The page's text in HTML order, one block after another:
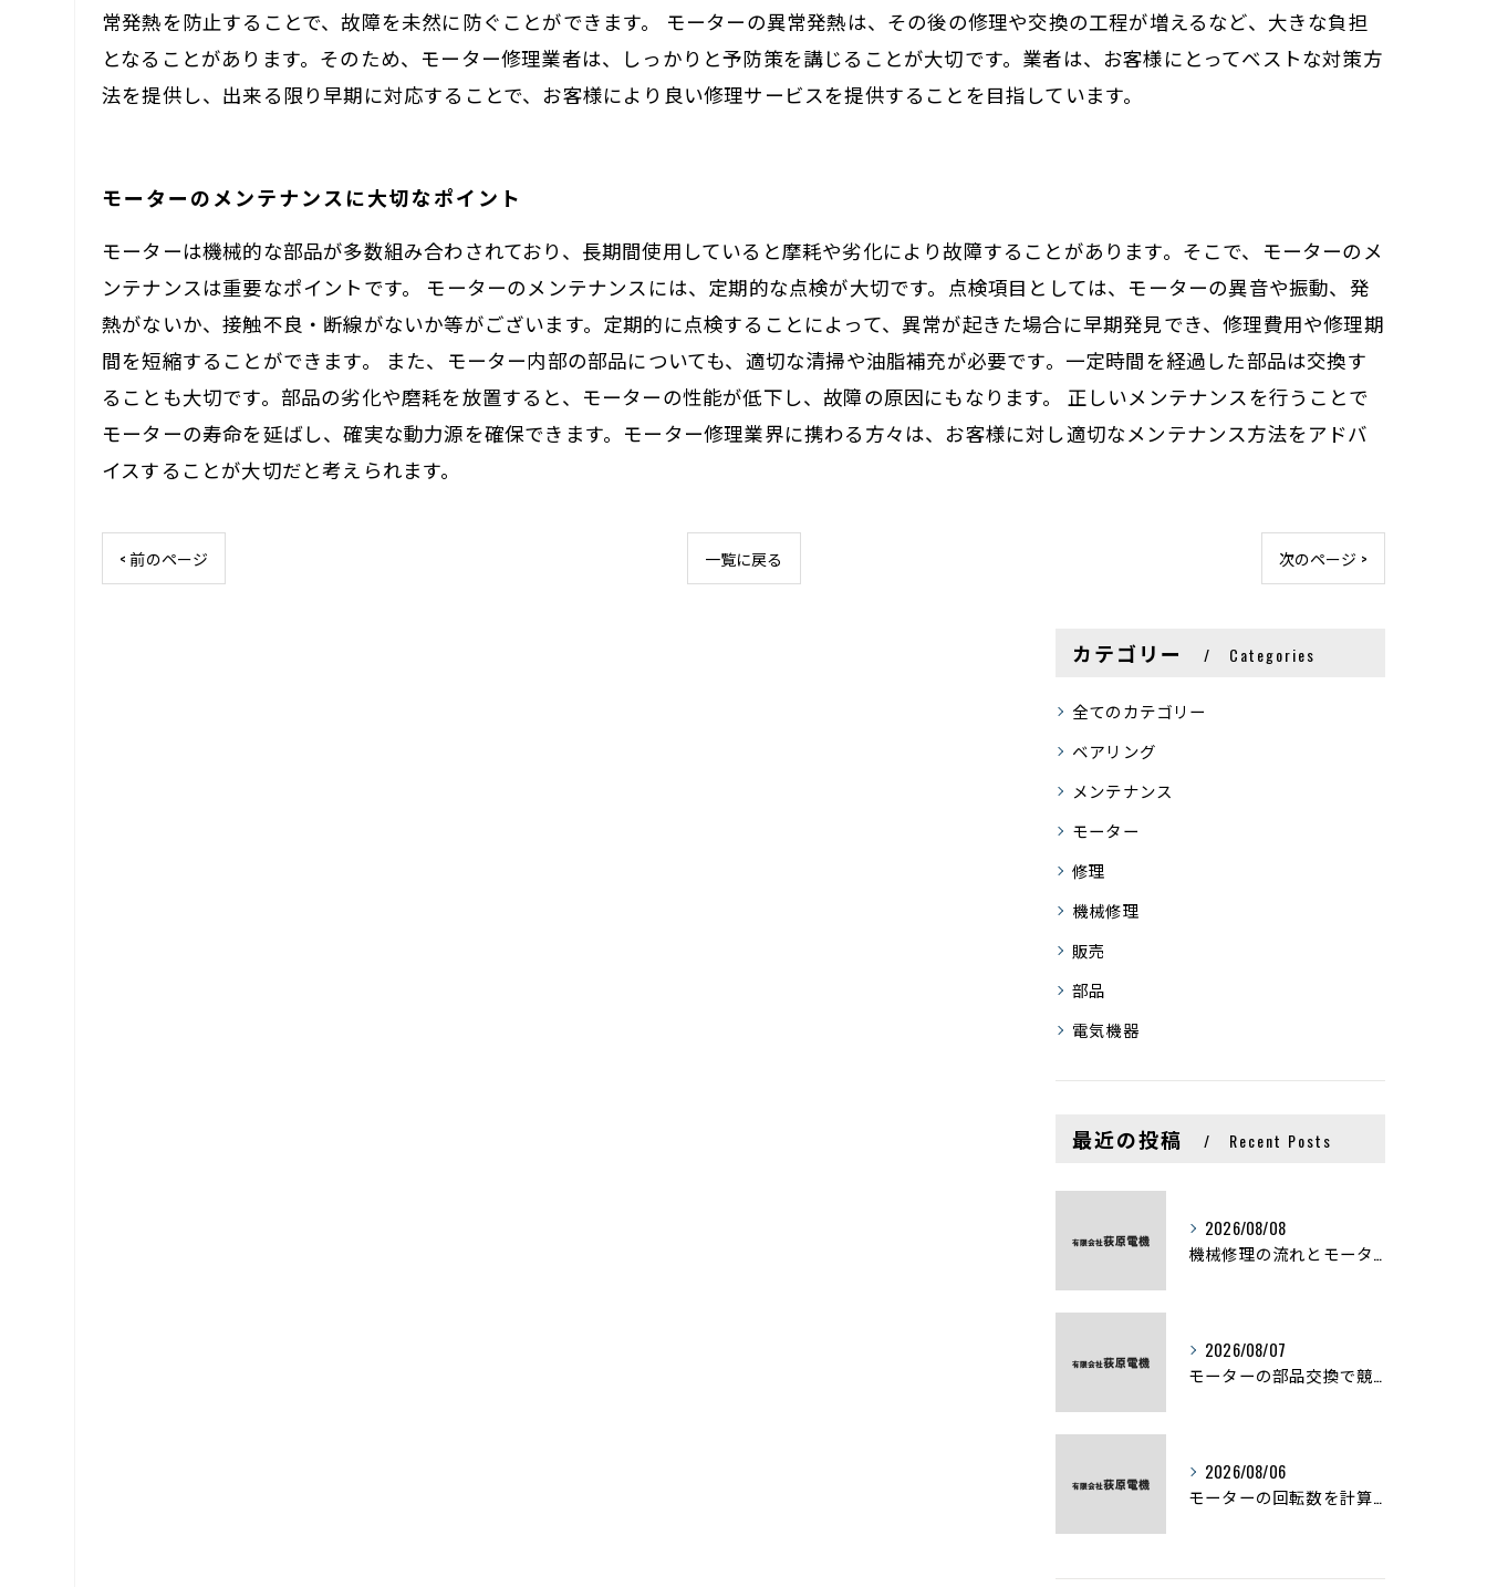
常発熱を防止することで、故障を未然に防ぐことができます。 モーターの異常発熱は、その後の修理や交換の工程が増えるなど、大きな負担
となることがあります。そのため、モーター修理業者は、しっかりと予防策を講じることが大切です。業者は、お客様にとってベストな対策方
法を提供し、出来る限り早期に対応することで、お客様により良い修理サービスを提供することを目指しています。
モーターのメンテナンスに大切なポイント
モーターは機械的な部品が多数組み合わされており、長期間使用していると摩耗や劣化により故障することがあります。そこで、モーターのメ
ンテナンスは重要なポイントです。 モーターのメンテナンスには、定期的な点検が大切です。点検項目としては、モーターの異音や振動、発
熱がないか、接触不良・断線がないか等がございます。定期的に点検することによって、異常が起きた場合に早期発見でき、修理費用や修理期
間を短縮することができます。 また、モーター内部の部品についても、適切な清掃や油脂補充が必要です。一定時間を経過した部品は交換す
ることも大切です。部品の劣化や磨耗を放置すると、モーターの性能が低下し、故障の原因にもなります。 正しいメンテナンスを行うことで
モーターの寿命を延ばし、確実な動力源を確保できます。モーター修理業界に携わる方々は、お客様に対し適切なメンテナンス方法をアドバ
イスすることが大切だと考えられます。
< 前のページ 一覧に戻る 次のページ >
カテゴリー Categories
全てのカテゴリー
ベアリング
メンテナンス
モーター
修理
機械修理
販売
部品
電気機器
最近の投稿 Recent Posts
2026/08/08
機械修理の流れとモーター修理ポイントを基礎からわかりやすく解説
2026/08/07
モーターの部品交換で競艇予想力を高める基礎知識と実費負担のポイント
2026/08/06
モーターの回転数を計算から実践まで徹底解説